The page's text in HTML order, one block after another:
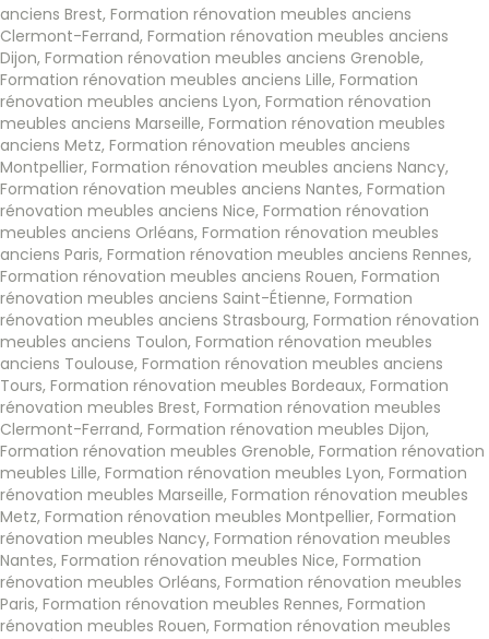
anciens Brest, Formation rénovation meubles anciens
Clermont-Ferrand, Formation rénovation meubles anciens
Dijon, Formation rénovation meubles anciens Grenoble,
Formation rénovation meubles anciens Lille, Formation
rénovation meubles anciens Lyon, Formation rénovation
meubles anciens Marseille, Formation rénovation meubles
anciens Metz, Formation rénovation meubles anciens
Montpellier, Formation rénovation meubles anciens Nancy,
Formation rénovation meubles anciens Nantes, Formation
rénovation meubles anciens Nice, Formation rénovation
meubles anciens Orléans, Formation rénovation meubles
anciens Paris, Formation rénovation meubles anciens Rennes,
Formation rénovation meubles anciens Rouen, Formation
rénovation meubles anciens Saint-Étienne, Formation
rénovation meubles anciens Strasbourg, Formation rénovation
meubles anciens Toulon, Formation rénovation meubles
anciens Toulouse, Formation rénovation meubles anciens
Tours, Formation rénovation meubles Bordeaux, Formation
rénovation meubles Brest, Formation rénovation meubles
Clermont-Ferrand, Formation rénovation meubles Dijon,
Formation rénovation meubles Grenoble, Formation rénovation
meubles Lille, Formation rénovation meubles Lyon, Formation
rénovation meubles Marseille, Formation rénovation meubles
Metz, Formation rénovation meubles Montpellier, Formation
rénovation meubles Nancy, Formation rénovation meubles
Nantes, Formation rénovation meubles Nice, Formation
rénovation meubles Orléans, Formation rénovation meubles
Paris, Formation rénovation meubles Rennes, Formation
rénovation meubles Rouen, Formation rénovation meubles